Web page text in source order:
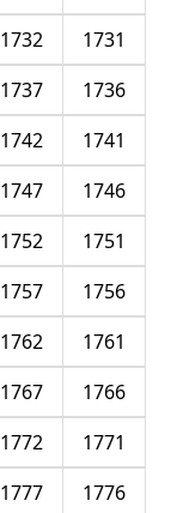
1731
1732
1736
1737
1741
1742
1746
1747
1751
1752
1756
1757
1761
1762
1766
1767
1771
1772
1776
1777